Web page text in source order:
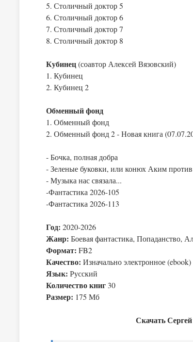
5. Столичный доктор 5
6. Столичный доктор 6
7. Столичный доктор 7
8. Столичный доктор 8
Кубинец(соавтор Алексей Вязовский)
1. Кубинец
2. Кубинец 2
Обменный фонд
1. Обменный фонд
2. Обменный фонд 2 - Новая книга
- Бочка, полная добра
- Зеленые буковки, или конюх Аким против
- Музыка нас связала...
-Фантастика 2026-105
-Фантастика 2026-113
Год: 2020-2026
Жанр: Боевая фантастика, Попаданство,
Формат: FB2
Качество: Изначально электронное (ebook)
Язык: Русский
Количество книг 30
Размер: 175 Мб
Скачать